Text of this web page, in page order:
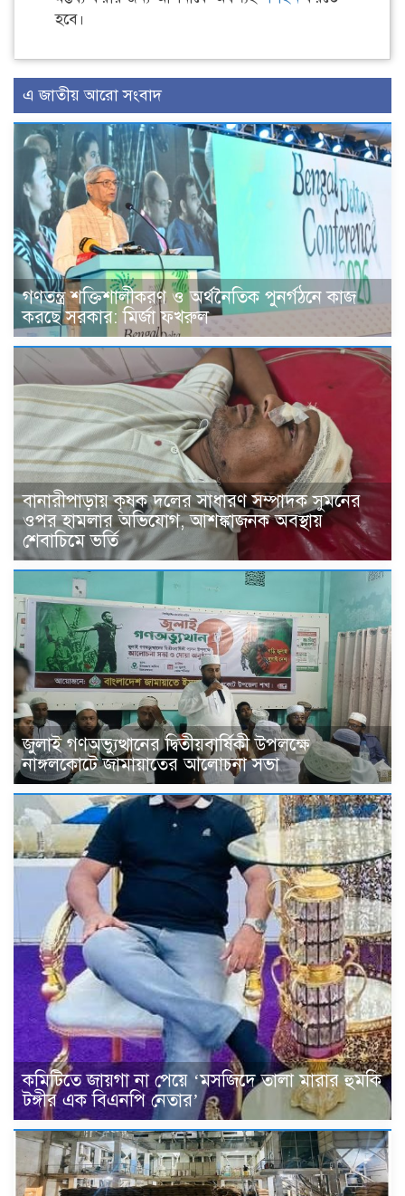
হবে।
এ জাতীয় আরো সংবাদ
গণতন্ত্র শক্তিশালীকরণ ও অর্থনৈতিক পুনর্গঠনে কাজ
করছে সরকার: মির্জা ফখরুল
বানারীপাড়ায় কৃষক দলের সাধারণ সম্পাদক সুমনের
ওপর হামলার অভিযোগ, আশঙ্কাজনক অবস্থায়
শেবাচিমে ভর্তি
জুলাই গণঅভ্যুত্থানের দ্বিতীয়বার্ষিকী উপলক্ষে
নাঙ্গলকোটে জামায়াতের আলোচনা সভা
কমিটিতে জায়গা না পেয়ে ‘মসজিদে তালা মারার হুমকি
টঙ্গীর এক বিএনপি নেতার’